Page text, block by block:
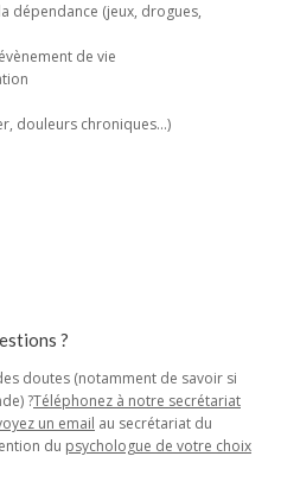
dépendance (jeux, drogues,
de vie
douleurs chroniques…)
?
doutes (notamment de savoir si
?Téléphonez à notre secrétariat
un email au secrétariat du
du psychologue de votre choix